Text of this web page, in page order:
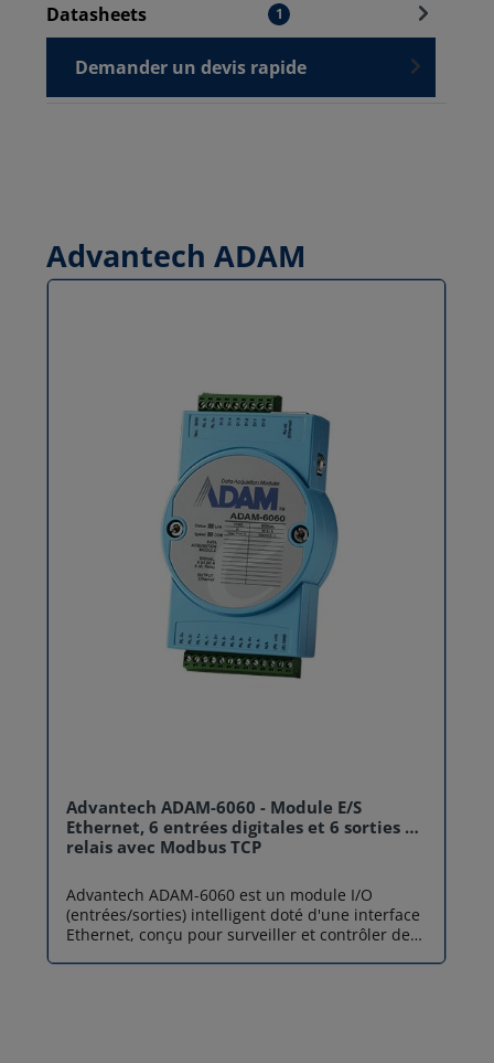
Datasheets
1
Demander un devis rapide
Advantech ADAM
Advantech ADAM-6060 - Module E/S
Ethernet, 6 entrées digitales et 6 sorties à
relais avec Modbus TCP
Advantech ADAM-6060 est un module I/O
(entrées/sorties) intelligent doté d'une interface
Ethernet, conçu pour surveiller et contrôler des